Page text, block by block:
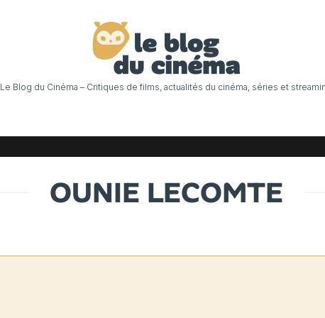
Le Blog du Cinéma – Critiques de films, actualités du cinéma, séries et
OUNIE LECOMTE